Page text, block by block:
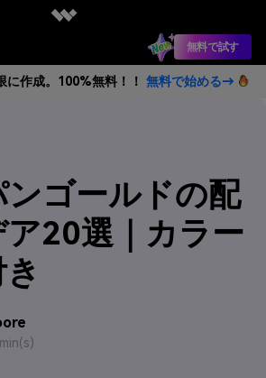
無料で試す
に作成。100%無料！！ 無料で始める→
ンゴールドの配
20選｜カラー